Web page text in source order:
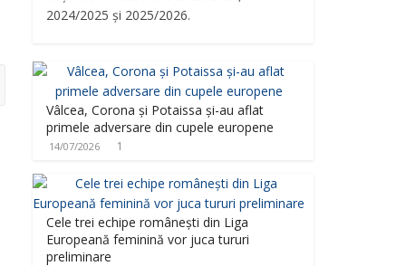
2024/2025 și 2025/2026.
Vâlcea, Corona și Potaissa și-au aflat
primele adversare din cupele europene
14/07/2026 1
Cele trei echipe românești din Liga
Europeană feminină vor juca tururi
preliminare